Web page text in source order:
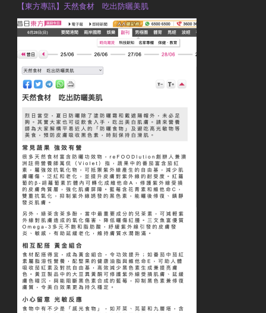
【東方專訊】天然食材 吃出防曬美肌